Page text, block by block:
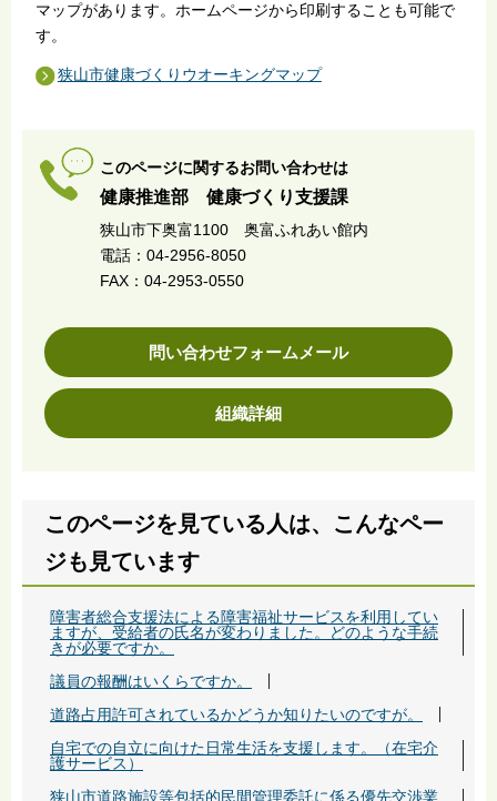
マップがあります。ホームページから印刷することも可能で
す。
狭山市健康づくりウオーキングマップ
このページに関するお問い合わせは
健康推進部 健康づくり支援課
狭山市下奥富1100 奥富ふれあい館内
電話：04-2956-8050
FAX：04-2953-0550
問い合わせフォームメール
組織詳細
このページを見ている人は、こんなペー
ジも見ています
障害者総合支援法による障害福祉サービスを利用してい
ますが、受給者の氏名が変わりました。どのような手続
きが必要ですか。
議員の報酬はいくらですか。
道路占用許可されているかどうか知りたいのですが。
自宅での自立に向けた日常生活を支援します。（在宅介
護サービス）
狭山市道路施設等包括的民間管理委託に係る優先交渉業